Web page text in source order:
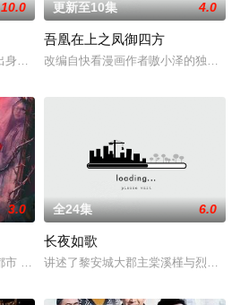
相对、父母冤案、连环下
10.0
草莽，却心怀壮志，他结识了遭人诬陷私
更新至10集 4.0
吾凰在上之凤御四方
改编自快看漫画作者嗷小泽的独家
帅许又安与昆曲名伶荣筱
3.0
海南越酷文化传媒有限公司
全24集 6.0
长夜如歌
讲述了黎安城大郡主棠溪槿与烈云